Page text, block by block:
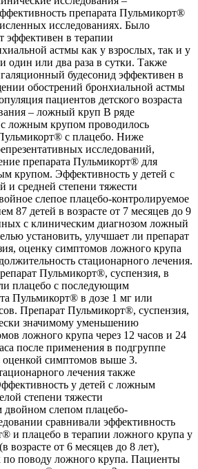
препарата Пульмикорт®
исследованиях. Было
эффективен в терапии
астмы как у взрослых, так и у
один или два раза в сутки. Также
будесонид эффективен в
обострений бронхиальной астмы
пациентов детского возраста
– ложный круп В ряде
с ложным крупом проводилось
с плацебо. Ниже
исследований,
препарата Пульмикорт® для
крупом. Эффективность у детей с
средней степени тяжести
слепое плацебо-контролируемое
87 детей в возрасте от 7 месяцев до 9
с клиническим диагнозом ложный
установить, улучшает ли препарат
оценку симптомов ложного крупа
стационарного лечения.
Пульмикорт®, суспензия, в
плацебо с последующим
Пульмикорт® в дозе 1 мг или
Препарат Пульмикорт®, суспензия,
значимому уменьшению
ложного крупа через 12 часов и 24
после применения в подгруппе
оценкой симптомов выше 3.
лечения также
у детей с ложным
степени тяжести
слепом плацебо-
сравнивали эффективность
и плацебо в терапии ложного крупа у
возрасте от 6 месяцев до 8 лет),
по поводу ложного крупа. Пациенты